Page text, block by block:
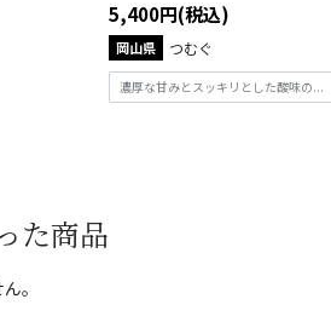
5,400円(税込)
岡山県 つむぐ
濃厚な甘みとスッキリとした酸味の...
た商品
。